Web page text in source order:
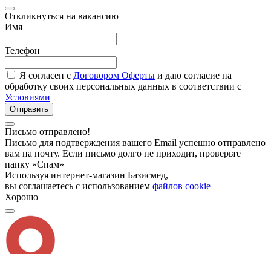
Откликнуться на вакансию
Имя
Телефон
Я согласен с Договором Оферты и даю согласие на
обработку своих персональных данных в соответствии с
Условиями
Отправить
Письмо отправлено!
Письмо для подтверждения вашего Email успешно отправлено
вам на почту. Если письмо долго не приходит, проверьте
папку «Спам»
Используя интернет-магазин Базисмед,
вы соглашаетесь с использованием файлов cookie
Хорошо